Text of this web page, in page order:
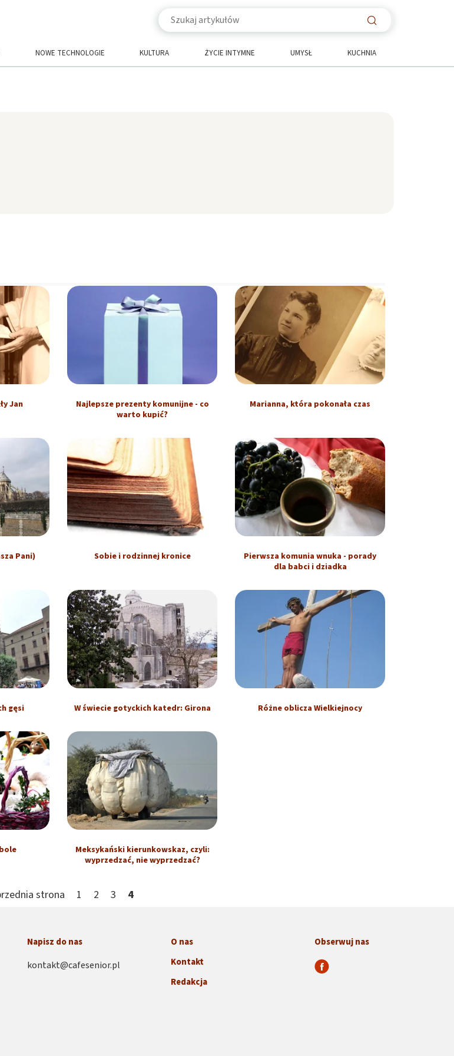
NOWE TECHNOLOGIE KULTURA ŻYCIE INTYMNE UMYSŁ KUCHNIA
Jan
Najlepsze prezenty komunijne - co
warto kupić?
Marianna, która pokonała czas
Pani) Sobie i rodzinnej kronice
Pierwsza komunia wnuka - porady
dla babci i dziadka
gęsi W świecie gotyckich katedr: Girona Różne oblicza Wielkiejnocy
Meksykański kierunkowskaz, czyli:
wyprzedzać, nie wyprzedzać?
strona 1 2 3 4
Napisz do nas
kontakt@cafesenior.pl
O nas
Kontakt
Redakcja
Obserwuj nas